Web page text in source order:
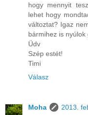
hogy mennyit
lehet hogy
változtat? Igaz
bármihez is
Üdv
Szép estét!
Timi
Válasz
Moha
2013.